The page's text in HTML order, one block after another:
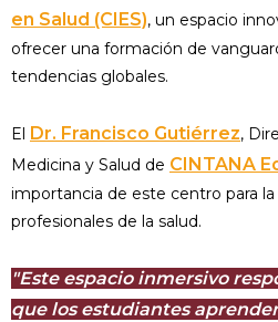
en Salud (CIES), un espacio
ofrecer una formación de
tendencias globales.
El Dr. Francisco Gutiérrez,
Medicina y Salud de CINTANA
importancia de este centro para
profesionales de la salud.
"Este espacio inmersivo
que los estudiantes